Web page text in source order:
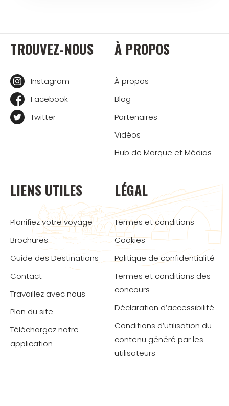
TROUVEZ-NOUS
Instagram
Facebook
Twitter
À PROPOS
À propos
Blog
Partenaires
Vidéos
Hub de Marque et Médias
LIENS UTILES
Planifiez votre voyage
Brochures
Guide des Destinations
Contact
Travaillez avec nous
Plan du site
Téléchargez notre
application
LÉGAL
Termes et conditions
Cookies
Politique de confidentialité
Termes et conditions des
concours
Déclaration d’accessibilité
Conditions d’utilisation du
contenu généré par les
utilisateurs